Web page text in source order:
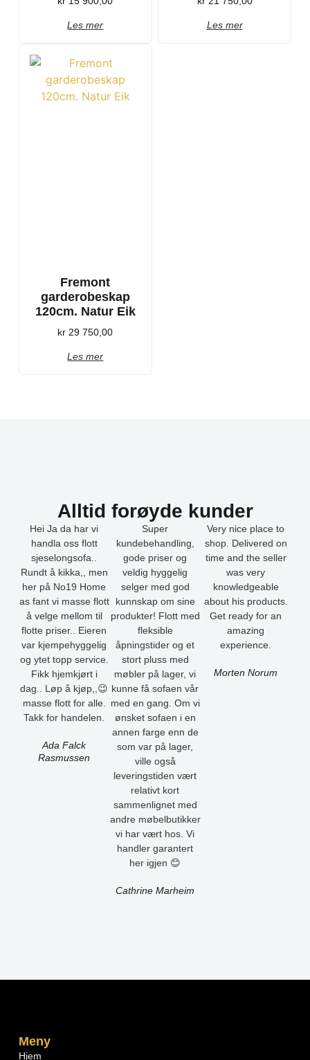
Les mer Les mer
Fremont
garderobeskap
120cm. Natur Eik
kr 29 750,00
Les mer
Alltid forøyde kunder
Hei Ja da har vi
handla oss flott
sjeselongsofa..
Rundt å kikka,, men
her på No19 Home
as fant vi masse flott
å velge mellom til
flotte priser.. Eieren
var kjempehyggelig
og ytet topp service.
Fikk hjemkjørt i
dag.. Løp å kjøp,,😉
masse flott for alle.
Takk for handelen.
Ada Falck
Rasmussen
Super
kundebehandling,
gode priser og
veldig hyggelig
selger med god
kunnskap om sine
produkter! Flott med
fleksible
åpningstider og et
stort pluss med
møbler på lager, vi
kunne få sofaen vår
med en gang. Om vi
ønsket sofaen i en
annen farge enn de
som var på lager,
ville også
leveringstiden vært
relativt kort
sammenlignet med
andre møbelbutikker
vi har vært hos. Vi
handler garantert
her igjen 😊
Cathrine Marheim
Very nice place to
shop. Delivered on
time and the seller
was very
knowledgeable
about his products.
Get ready for an
amazing
experience.
Morten Norum
Meny
Hjem